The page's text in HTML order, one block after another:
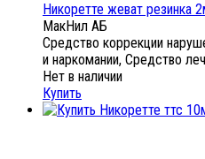
Никоретте жеват резинка
МакНил АБ
Средство коррекции
и наркомании, Средство
Нет в наличии
Купить